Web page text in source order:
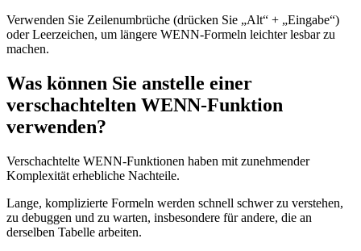
Verwenden Sie Zeilenumbrüche (drücken Sie „Alt“ + „Eingabe“)
oder Leerzeichen, um längere WENN-Formeln leichter lesbar zu
machen.
Was können Sie anstelle einer
verschachtelten WENN-Funktion
verwenden?
Verschachtelte WENN-Funktionen haben mit zunehmender
Komplexität erhebliche Nachteile.
Lange, komplizierte Formeln werden schnell schwer zu verstehen,
zu debuggen und zu warten, insbesondere für andere, die an
derselben Tabelle arbeiten.